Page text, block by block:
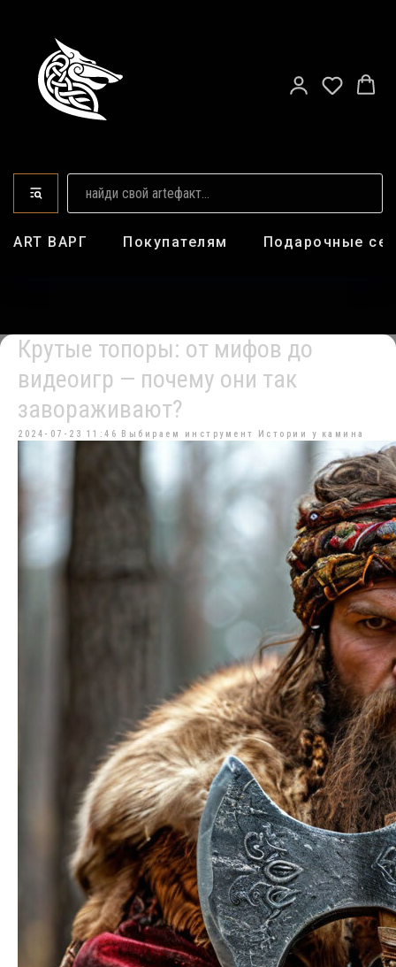
ART ВАРГ Покупателям Подарочные
Крутые топоры: от мифов до
видеоигр — почему они так
завораживают?
2024-07-23 11:46 Выбираем инструмент Истории у камина